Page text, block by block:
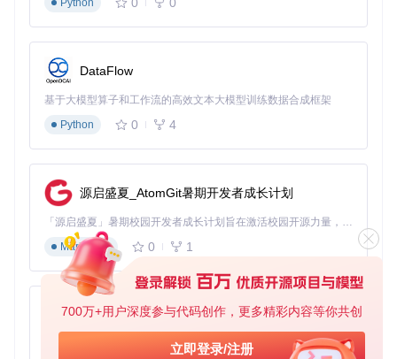
700万+用户深度参与代码创作，更多精彩内容等你共创
立即登录/注册
Python
DataFlow
基于大模型算子和工作流的高效文本大模型训练数据合成框架
Python
0 4
源启盛夏_AtomGit暑期开发者成长计划
「源启盛夏」暑期校园开发者成长计划旨在激活校园开源力量，通过积分激励、认证扶持、资源倾斜等形式，引导高校组织和开发者完成「入驻 — 建项目 — 做贡献 — 获认证 — 得资源」的完整闭环。无论你是想带领社团入驻平台的组织者，还是希望用代码贡献证明自己的开发者，都能在这里找到属于你的成长路径。
Markdown
0 1
py-xiaozhi
基于Python的Xiaozhi AI，适用于想要完整Xiaozhi体验而无需拥有专用硬件的用户。